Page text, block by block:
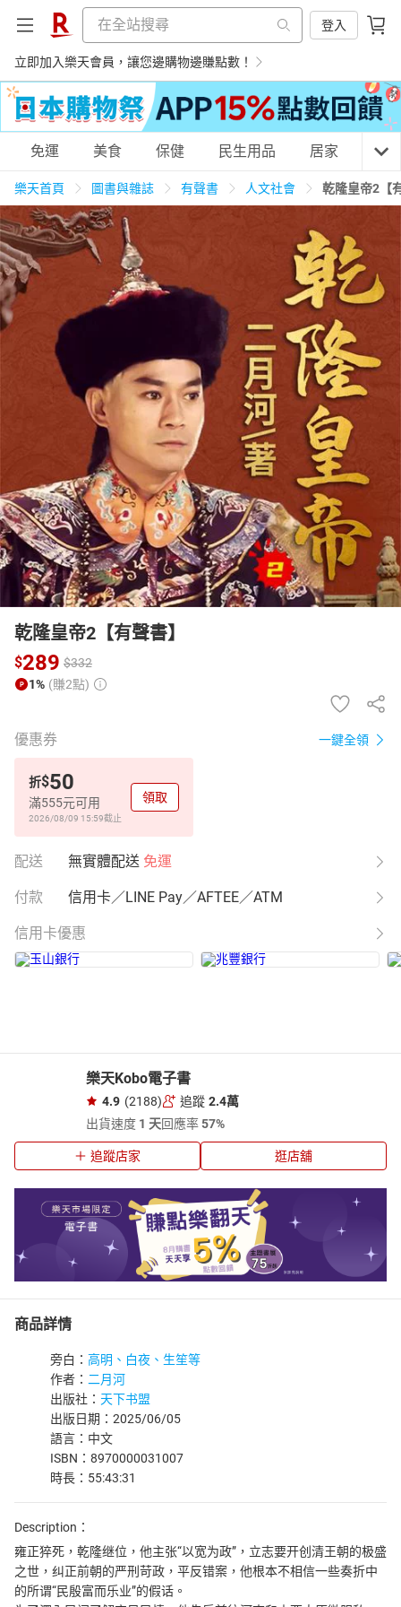
登入
立即加入樂天會員，讓您邊購物邊賺點數！
購物網分類
天天免運 美食蛋糕 民生用品
居家生活 運動休閒 親子玩具
女裝 男裝 化妝保養 情趣用品
電子/紙本書
HOT
免運 美食 保健 民生用品 居家 3C
樂天首頁 圖書與雜誌 有聲書 人文社會 乾隆皇帝2【
乾隆皇帝2【有聲書】
$289 $332
1% (賺2點)
優惠券 一鍵全領
折$50
滿555元可用
2026/08/09 15:59截止
領取
配送 無實體配送 免運
付款 信用卡／LINE Pay／AFTEE／ATM
信用卡優惠
樂天Kobo電子書
4.9 (2188) 追蹤 2.4萬
出貨速度 1 天回應率57%
追蹤店家 逛店舖
商品詳情
旁白： 高明、白夜、生笙等
作者： 二月河
出版社： 天下书盟
出版日期：2025/06/05
語言：中文
ISBN：8970000031007
時長：55:43:31
Description：
雍正猝死，乾隆继位，他主张“以宽为政”，立志要开创清王朝的极盛
之世，纠正前朝的严刑苛政，平反错案，他根本不相信一些奏折中
的所谓“民殷富而乐业”的假话。